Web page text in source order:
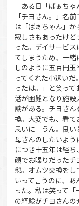
ある日「ばぁちゃ
「チヨさん。」名
は「ばぁちゃん」
寂しさもあったけど
った。デイサービ
てしまうため、一
しのように五百円
ってくれた小遣いだ
ったは。」と笑っ
活が困難となり施
談がある。チヨさ
換。大変でも、看て
思いに「うん。良
母さんのしたいよ
につき十五年は経
顔でお喋りだったチ
態。オムツ交換を
いって言うのに、
った。私は笑って
の経験がチヨさんの